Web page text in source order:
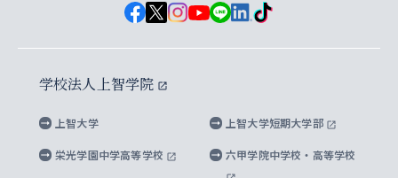
グローバル・スタディーズ研究科
水稀少社会研究センター
先進機械・構造材料イノベーションセンター
国による高等教育の修学支援新制度
大学院生対象の奨学金
海外留学する際の費用と奨学金
学外とのネットワーク
英文広報誌 SOPHIA magazine
上智大学ビジュアル・アイデンティティ
上智大学校歌 ・上智大学学生歌
上智大学への取材・キャンパスでの撮影について
上智大学の公開情報
上智大学の教育研究活動等の情報公表
キャンパス案内
学校法人上智学院
上智大学 上智大学短期大学部
栄光学園中学高等学校 六甲学院中学校・高等学校